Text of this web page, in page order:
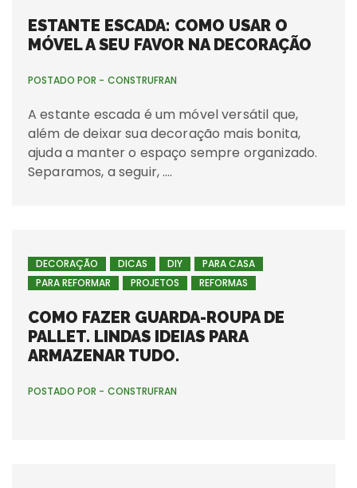
ESTANTE ESCADA: COMO USAR O
MÓVEL A SEU FAVOR NA DECORAÇÃO
POSTADO POR - CONSTRUFRAN
A estante escada é um móvel versátil que,
além de deixar sua decoração mais bonita,
ajuda a manter o espaço sempre organizado.
Separamos, a seguir, ….
DECORAÇÃO DICAS DIY
PARA CASA
PARA REFORMAR
PROJETOS REFORMAS
COMO FAZER GUARDA-ROUPA DE
PALLET. LINDAS IDEIAS PARA
ARMAZENAR TUDO.
POSTADO POR - CONSTRUFRAN